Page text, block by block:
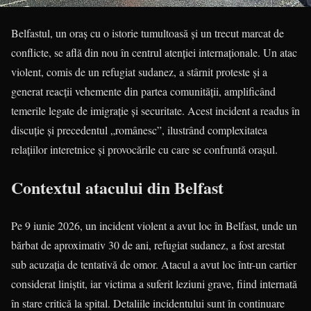
Belfastul, un oraș cu o istorie tumultoasă și un trecut marcat de
conflicte, se află din nou în centrul atenției internaționale. Un atac
violent, comis de un refugiat sudanez, a stârnit proteste și a
generat reacții vehemente din partea comunității, amplificând
temerile legate de imigrație și securitate. Acest incident a readus în
discuție și precedentul „românesc”, ilustrând complexitatea
relațiilor interetnice și provocările cu care se confruntă orașul.
Contextul atacului din Belfast
Pe 9 iunie 2026, un incident violent a avut loc în Belfast, unde un
bărbat de aproximativ 30 de ani, refugiat sudanez, a fost arestat
sub acuzația de tentativă de omor. Atacul a avut loc într-un cartier
considerat liniștit, iar victima a suferit leziuni grave, fiind internată
în stare critică la spital. Detaliile incidentului sunt în continuare